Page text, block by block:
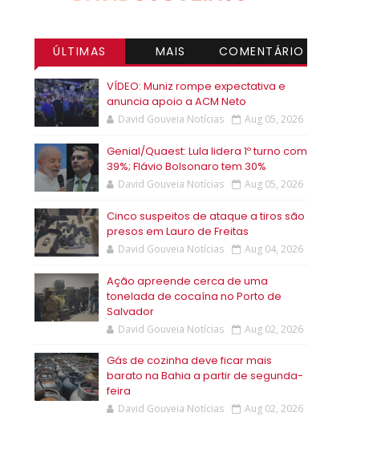
ÚLTIMAS
MAIS
COMENTÁRIO
VÍDEO: Muniz rompe expectativa e
anuncia apoio a ACM Neto
David Gouveia Notícias Aug 05, 2026
Genial/Quaest: Lula lidera 1º turno com
39%; Flávio Bolsonaro tem 30%
David Gouveia Notícias Aug 05, 2026
Cinco suspeitos de ataque a tiros são
presos em Lauro de Freitas
David Gouveia Notícias Aug 04, 2026
Ação apreende cerca de uma
tonelada de cocaína no Porto de
Salvador
David Gouveia Notícias Aug 02, 2026
Gás de cozinha deve ficar mais
barato na Bahia a partir de segunda-
feira
David Gouveia Notícias Aug 02, 2026